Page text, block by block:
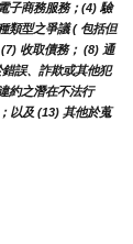
子商務服務；(4) 驗
類型之爭議 ( 包括但
收取債務； (8) 通
誤、詐欺或其他犯
約之潛在不法行
以及 (13) 其他於蒐